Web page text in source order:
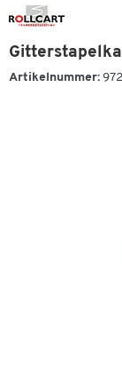
Artikelnummer: